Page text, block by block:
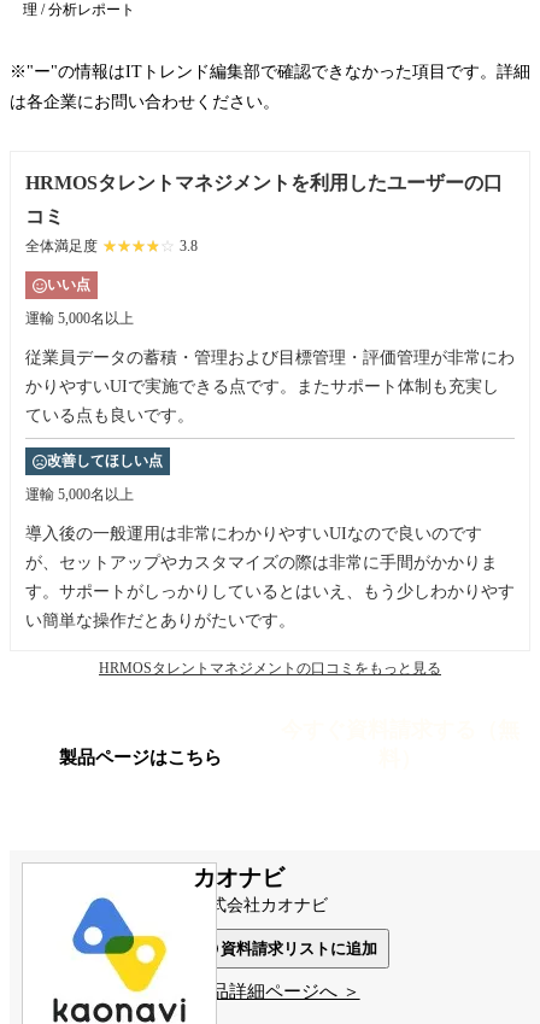
理 / 分析レポート
※"ー"の情報はITトレンド編集部で確認できなかった項目です。詳細
は各企業にお問い合わせください。
HRMOSタレントマネジメントを利用したユーザーの口
コミ
全体満足度 ☆☆☆☆☆
★★★★★ 3.8
いい点
運輸 5,000名以上
従業員データの蓄積・管理および目標管理・評価管理が非常にわ
かりやすいUIで実施できる点です。またサポート体制も充実し
ている点も良いです。
改善してほしい点
運輸 5,000名以上
導入後の一般運用は非常にわかりやすいUIなので良いのです
が、セットアップやカスタマイズの際は非常に手間がかかりま
す。サポートがしっかりしているとはいえ、もう少しわかりやす
い簡単な操作だとありがたいです。
HRMOSタレントマネジメントの口コミをもっと見る
製品ページはこちら
カオナビ
株式会社カオナビ
資料請求リストに追加
製品詳細ページへ ＞